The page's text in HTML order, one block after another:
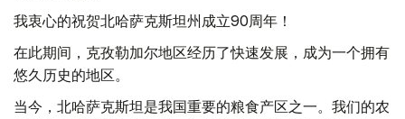
我衷心的祝贺北哈萨克斯坦州成立90周年！
在此期间，克孜勒加尔地区经历了快速发展，成为一个拥有
悠久历史的地区。
当今，北哈萨克斯坦是我国重要的粮食产区之一。我们的农